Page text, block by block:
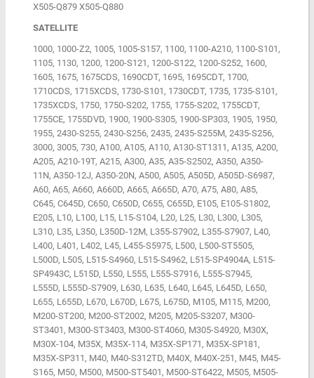
X505-Q879 X505-Q880
SATELLITE
1000, 1000-Z2, 1005, 1005-S157, 1100, 1100-A210, 1100-S101,
1105, 1130, 1200, 1200-S121, 1200-S122, 1200-S252, 1600,
1605, 1675, 1675CDS, 1690CDT, 1695, 1695CDT, 1700,
1710CDS, 1715XCDS, 1730-S101, 1730CDT, 1735, 1735-S101,
1735XCDS, 1750, 1750-S202, 1755, 1755-S202, 1755CDT,
1755CE, 1755DVD, 1900, 1900-S305, 1900-SP303, 1905, 1950,
1955, 2430-S255, 2430-S256, 2435, 2435-S255M, 2435-S256,
3000, 3005, 730, A100, A105, A110, A130-ST1311, A135, A200,
A205, A210-19T, A215, A300, A35, A35-S2502, A350, A350-
11N, A350-12J, A350-20N, A500, A505, A505D, A505D-S6987,
A60, A65, A660, A660D, A665, A665D, A70, A75, A80, A85,
C645, C645D, C650, C650D, C655, C655D, E105, E105-S1802,
E205, L10, L100, L15, L15-S104, L20, L25, L30, L300, L305,
L310, L35, L350, L350D-12M, L355-S7902, L355-S7907, L40,
L400, L401, L402, L45, L455-S5975, L500, L500-ST5505,
L500D, L505, L515-S4960, L515-S4962, L515-SP4904A, L515-
SP4943C, L515D, L550, L555, L555-S7916, L555-S7945,
L555D, L555D-S7909, L630, L635, L640, L645, L645D, L650,
L655, L655D, L670, L670D, L675, L675D, M105, M115, M200,
M200-ST200, M200-ST2002, M205, M205-S3207, M300-
ST3401, M300-ST3403, M300-ST4060, M305-S4920, M30X,
M30X-104, M35X, M35X-114, M35X-SP171, M35X-SP181,
M35X-SP311, M40, M40-S312TD, M40X, M40X-251, M45, M45-
S165, M50, M500, M500-ST5401, M500-ST6422, M505, M505-